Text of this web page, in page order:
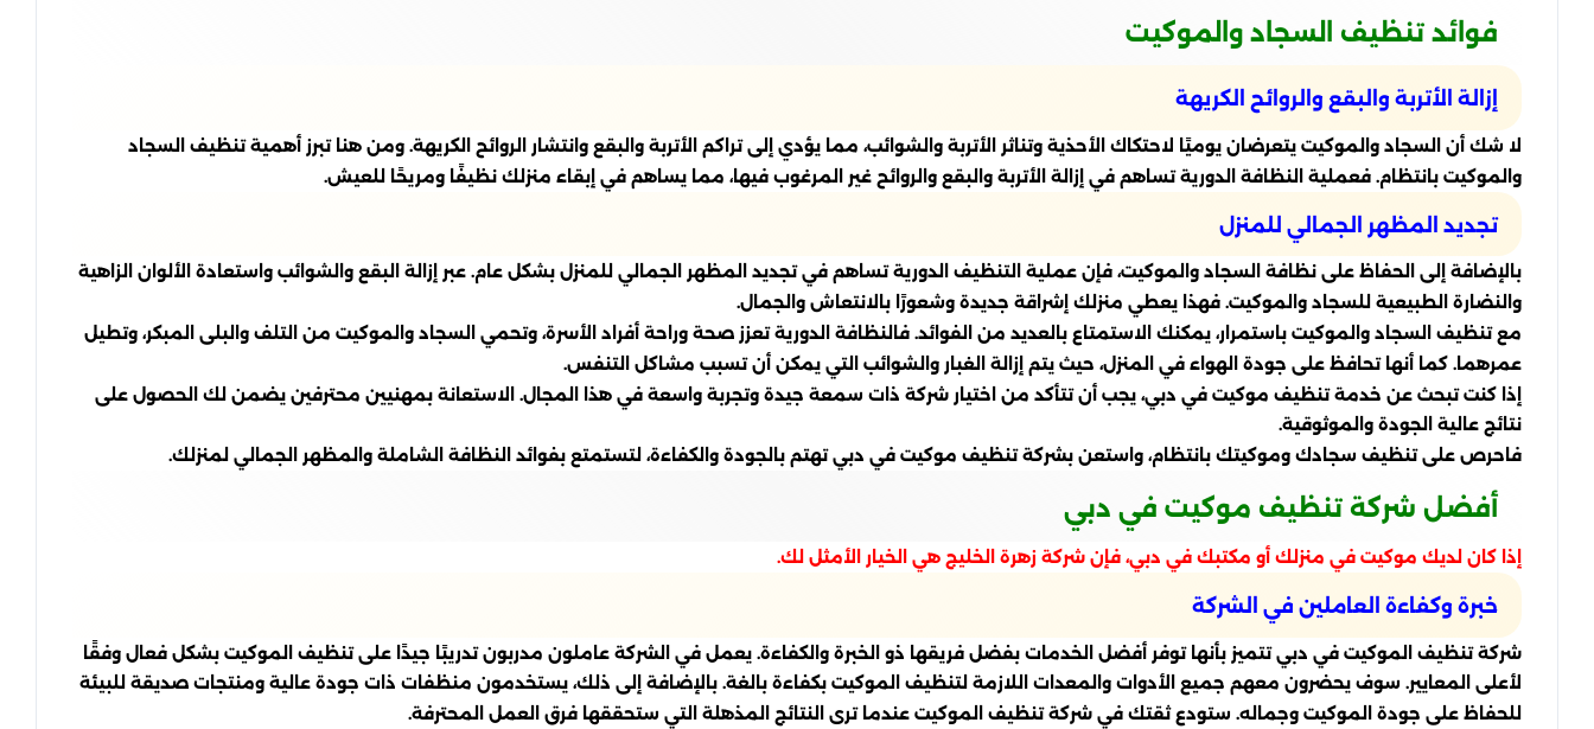
فوائد تنظيف السجاد والموكيت
إزالة الأتربة والبقع والروائح الكريهة
لا شك أن السجاد والموكيت يتعرضان يوميًا لاحتكاك الأحذية وتناثر الأتربة والشوائب، مما يؤدي إلى تراكم الأتربة والبقع وانتشار الروائح الكريهة. ومن هنا تبرز أهمية تنظيف السجاد
والموكيت بانتظام. فعملية النظافة الدورية تساهم في إزالة الأتربة والبقع والروائح غير المرغوب فيها، مما يساهم في إبقاء منزلك نظيفًا ومريحًا للعيش.
تجديد المظهر الجمالي للمنزل
بالإضافة إلى الحفاظ على نظافة السجاد والموكيت، فإن عملية التنظيف الدورية تساهم في تجديد المظهر الجمالي للمنزل بشكل عام. عبر إزالة البقع والشوائب واستعادة الألوان الزاهية
والنضارة الطبيعية للسجاد والموكيت. فهذا يعطي منزلك إشراقة جديدة وشعورًا بالانتعاش والجمال.
مع تنظيف السجاد والموكيت باستمرار، يمكنك الاستمتاع بالعديد من الفوائد. فالنظافة الدورية تعزز صحة وراحة أفراد الأسرة، وتحمي السجاد والموكيت من التلف والبلى المبكر، وتطيل
عمرهما. كما أنها تحافظ على جودة الهواء في المنزل، حيث يتم إزالة الغبار والشوائب التي يمكن أن تسبب مشاكل التنفس.
إذا كنت تبحث عن خدمة تنظيف موكيت في دبي، يجب أن تتأكد من اختيار شركة ذات سمعة جيدة وتجربة واسعة في هذا المجال. الاستعانة بمهنيين محترفين يضمن لك الحصول على
نتائج عالية الجودة والموثوقية.
فاحرص على تنظيف سجادك وموكيتك بانتظام، واستعن بشركة تنظيف موكيت في دبي تهتم بالجودة والكفاءة، لتستمتع بفوائد النظافة الشاملة والمظهر الجمالي لمنزلك.
أفضل شركة تنظيف موكيت في دبي
إذا كان لديك موكيت في منزلك أو مكتبك في دبي، فإن شركة زهرة الخليج هي الخيار الأمثل لك.
خبرة وكفاءة العاملين في الشركة
شركة تنظيف الموكيت في دبي تتميز بأنها توفر أفضل الخدمات بفضل فريقها ذو الخبرة والكفاءة. يعمل في الشركة عاملون مدربون تدريبًا جيدًا على تنظيف الموكيت بشكل فعال وفقًا
لأعلى المعايير. سوف يحضرون معهم جميع الأدوات والمعدات اللازمة لتنظيف الموكيت بكفاءة بالغة. بالإضافة إلى ذلك، يستخدمون منظفات ذات جودة عالية ومنتجات صديقة للبيئة
للحفاظ على جودة الموكيت وجماله. ستودع ثقتك في شركة تنظيف الموكيت عندما ترى النتائج المذهلة التي ستحققها فرق العمل المحترفة.